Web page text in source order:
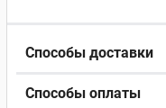
Способы доставки
Способы оплаты